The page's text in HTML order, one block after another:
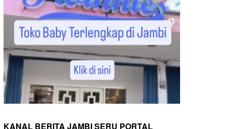
KANAL BERITA JAMBI SERU PORTAL